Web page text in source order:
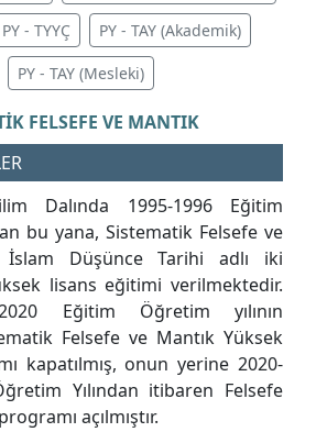
PY - TYYÇ PY - TAY (Akademik)
PY - TAY (Mesleki)
FELSEFE VE MANTIK
Dalında 1995-1996 Eğitim
bu yana, Sistematik Felsefe ve
İslam Düşünce Tarihi adlı iki
lisans eğitimi verilmektedir.
Eğitim Öğretim yılının
Felsefe ve Mantık Yüksek
kapatılmış, onun yerine 2020-
Yılından itibaren Felsefe
açılmıştır.